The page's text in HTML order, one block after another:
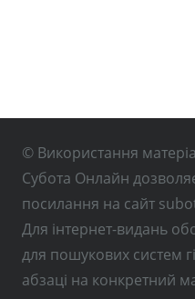
© Використання
Субота Онлайн
посилання на сайт
Для інтернет-видань
для пошукових систем
абзаці на конкретний